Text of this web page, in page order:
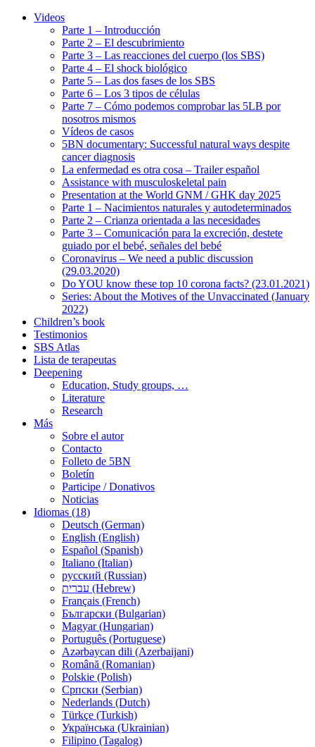
Videos
Parte 1 – Introducción
Parte 2 – El descubrimiento
Parte 3 – Las reacciones del cuerpo (los SBS)
Parte 4 – El shock biológico
Parte 5 – Las dos fases de los SBS
Parte 6 – Los 3 tipos de células
Parte 7 – Cómo podemos comprobar las 5LB por
nosotros mismos
Vídeos de casos
5BN documentary: Successful natural ways despite
cancer diagnosis
La enfermedad es otra cosa – Trailer español
Assistance with musculoskeletal pain
Presentation at the World GNM / GHK day 2025
Parte 1 – Nacimientos naturales y autodeterminados
Parte 2 – Crianza orientada a las necesidades
Parte 3 – Comunicación para la excreción, destete
guiado por el bebé, señales del bebé
Coronavirus – We need a public discussion
(29.03.2020)
Do YOU know these top 10 corona facts? (23.01.2021)
Series: About the Motives of the Unvaccinated (January
2022)
Children’s book
Testimonios
SBS Atlas
Lista de terapeutas
Deepening
Education, Study groups, …
Literature
Research
Más
Sobre el autor
Contacto
Folleto de 5BN
Boletín
Participe / Donativos
Noticias
Idiomas (18)
Deutsch (German)
English (English)
Español (Spanish)
Italiano (Italian)
русский (Russian)
עברית (Hebrew)
Français (French)
Български (Bulgarian)
Magyar (Hungarian)
Português (Portuguese)
Azərbaycan dili (Azerbaijani)
Română (Romanian)
Polskie (Polish)
Српски (Serbian)
Nederlands (Dutch)
Türkçe (Turkish)
Українська (Ukrainian)
Filipino (Tagalog)